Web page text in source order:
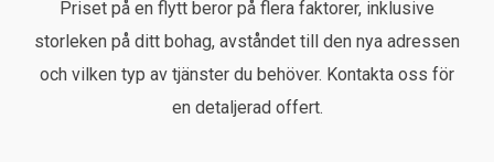
Priset på en flytt beror på flera faktorer, inklusive
storleken på ditt bohag, avståndet till den nya adressen
och vilken typ av tjänster du behöver. Kontakta oss för
en detaljerad offert.